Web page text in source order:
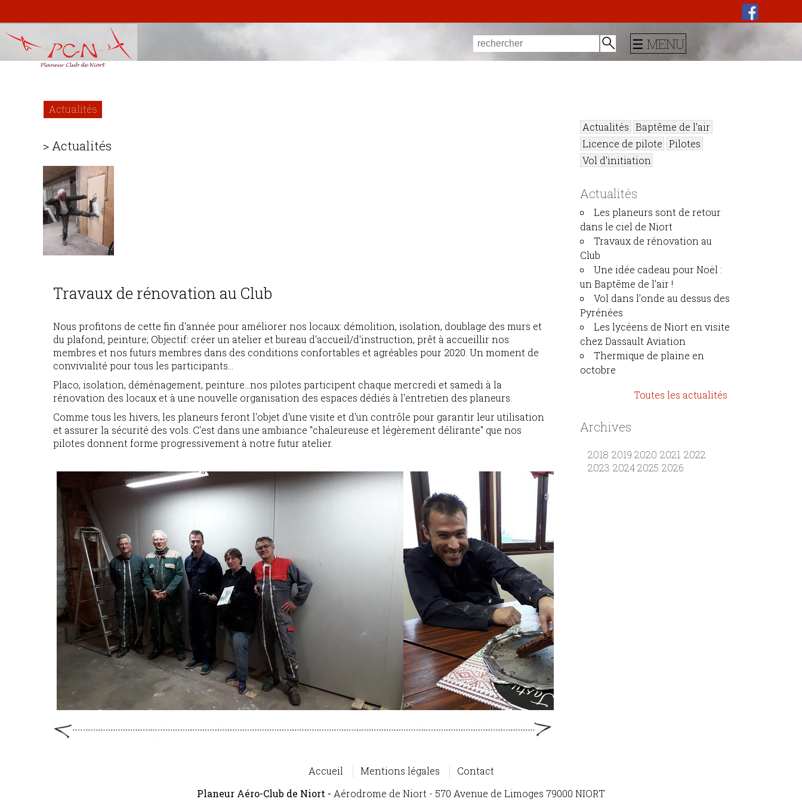
☰ MENU
Actualités
> Actualités
Travaux de rénovation au Club
Nous profitons de cette fin d'année pour améliorer nos locaux: démolition, isolation, doublage des murs et
du plafond, peinture; Objectif: créer un atelier et bureau d'accueil/d'instruction, prêt à accueillir nos
membres et nos futurs membres dans des conditions confortables et agréables pour 2020. Un moment de
convivialité pour tous les participants...
Placo, isolation, déménagement, peinture...nos pilotes participent chaque mercredi et samedi à la
rénovation des locaux et à une nouvelle organisation des espaces dédiés à l'entretien des planeurs.
Comme tous les hivers, les planeurs feront l'objet d'une visite et d'un contrôle pour garantir leur utilisation
et assurer la sécurité des vols. C'est dans une ambiance "chaleureuse et légèrement délirante" que nos
pilotes donnent forme progressivement à notre futur atelier.
Actualités Baptême de l'air
Licence de pilote Pilotes
Vol d'initiation
Actualités
Les planeurs sont de retour
dans le ciel de Niort
Travaux de rénovation au
Club
Une idée cadeau pour Noël :
un Baptême de l'air !
Vol dans l’onde au dessus des
Pyrénées
Les lycéens de Niort en visite
chez Dassault Aviation
Thermique de plaine en
octobre
Toutes les actualités
Archives
2018 2019 2020 2021 2022
2023 2024 2025 2026
Accueil Mentions légales
Contact
Planeur Aéro-Club de Niort - Aérodrome de Niort - 570 Avenue de Limoges 79000 NIORT